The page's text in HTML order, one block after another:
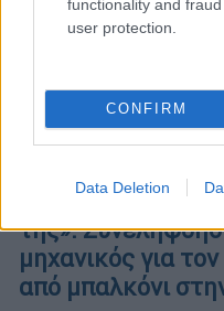
functionality and
user protection.
CONFIRM
Data Deletion
«Πολτοποιήθηκε
της»:
μηχανικός για
από μπαλκόνι